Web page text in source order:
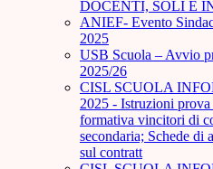
DOCENTI, SOLI E
ANIEF- Evento
2025
USB Scuola – Avvio
2025/26
CISL SCUOLA
2025 - Istruzioni
formativa vincitori di
secondaria; Schede di
sul contratt